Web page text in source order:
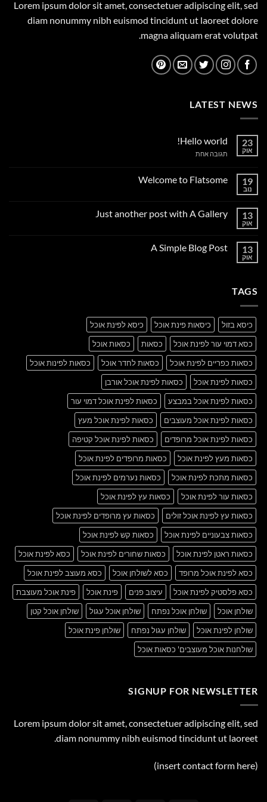
Lorem ipsum dolor sit amet, consectetuer adipiscing elit, sed
diam nonummy nibh euismod tincidunt ut laoreet dolore
magna aliquam erat volutpat.
LATEST NEWS
23
אוק
Hello world!
תגובה אחתעל
19
נוב
Welcome to Flatsome
Welcome
13
אוק
Just another post with A Gallery
Just
13
אוק
A Simple Blog Post
TAGS
כיסא בזול כיסאות פינת אוכל
כיסא לפינת אוכל
כסא דמוי עור לפינת אוכל
כסאות
כסאות אוכל
כסאות כפריים לפינת אוכל
כסאות לחדר אוכל
כסאות לפינות אוכל
כסאות לפינת אוכל
כסאות לפינת אוכל אורבן
כסאות לפינת אוכל במבצע
כסאות לפינת אוכל דמוי עור
כסאות לפינת אוכל מעוצבים
כסאות לפינת אוכל מעץ
כסאות לפינת אוכל מרופדים
כסאות לפינת אוכל קטיפה
כסאות מעץ לפינת אוכל
כסאות מרופדים לפינת אוכל
כסאות מתכת לפינת אוכל
כסאות נערמים לפינת אוכל
כסאות עור לפינת אוכל
כסאות עץ לפינת אוכל
כסאות עץ לפינת אוכל זולים
כסאות עץ מרופדים לפינת אוכל
כסאות צבעוניים לפינת אוכל
כסאות קש לפינת אוכל
כסאות ראטן לפינת אוכל
כסאות שחורים לפינת אוכל
כסא לפינת אוכל
כסא לפינת אוכל מרופד
כסא לשולחן אוכל
כסא מעוצב לפינת אוכל
כסא פלסטיק לפינת אוכל
עיצוב פנים פינת אוכל
פינת אוכל מעוצבת
שולחן אוכל
שולחן אוכל נפתח שולחן אוכל עגול
שולחן אוכל קטן
שולחן לפינת אוכל
שולחן עגול נפתח
שולחן פינת אוכל
שולחנות אוכל מעוצבים' כסאות אוכל
SIGNUP FOR NEWSLETTER
Lorem ipsum dolor sit amet, consectetuer adipiscing elit, sed
diam nonummy nibh euismod tincidunt ut laoreet.
(insert contact form here)